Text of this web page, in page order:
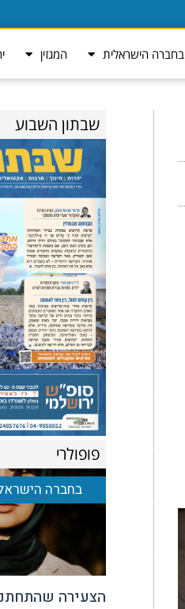
בחברה הישראלית המגזין
שבתון השבוע
פופולרי
בחברה
הצעירה